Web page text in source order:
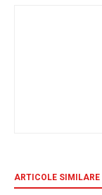
ARTICOLE SIMILARE